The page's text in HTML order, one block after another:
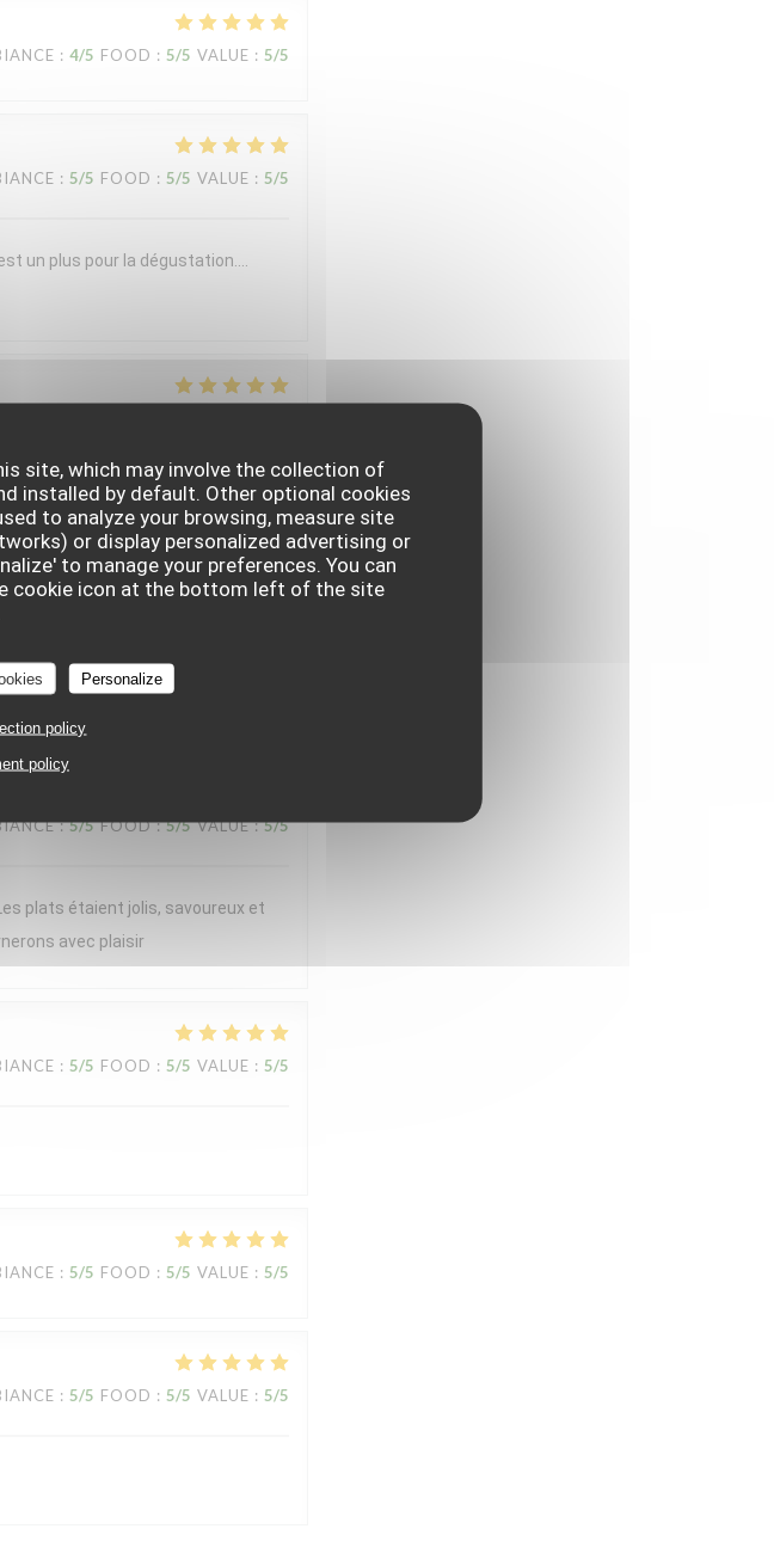
site, which may involve the collection of
installed by default. Other optional cookies
to analyze your browsing, measure site
or display personalized advertising or
to manage your preferences. You can
cookie icon at the bottom left of the site
Personalize
policy
policy
: 4/5 FOOD : 5/5 VALUE : 5/5
: 5/5 FOOD : 5/5 VALUE : 5/5
un plus pour la dégustation….
soir. L’accueil a été chaleureux et
en sommellerie étaient
toujours justes, originales et en
pour la saison. Chaque assiette
concluaient le repas avec
créative et généreuse,
plaisir !
: 5/5 FOOD: 5/5 VALUE: 5/5
plats étaient jolis, savoureux et
avec plaisir
: 5/5 FOOD : 5/5 VALUE : 5/5
: 5/5 FOOD : 5/5 VALUE : 5/5
: 5/5 FOOD : 5/5 VALUE : 5/5